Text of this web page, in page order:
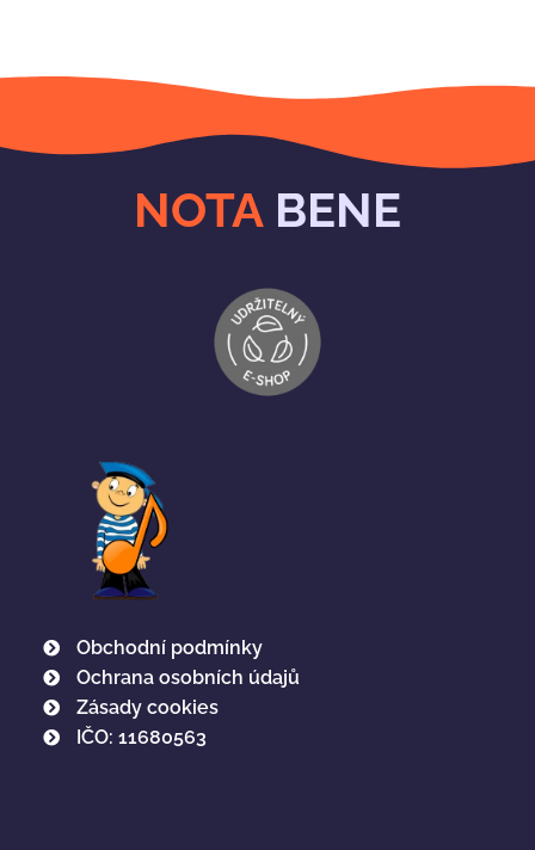
NOTA BENE
Obchodní podmínky
Ochrana osobních údajů
Zásady cookies
IČO: 11680563